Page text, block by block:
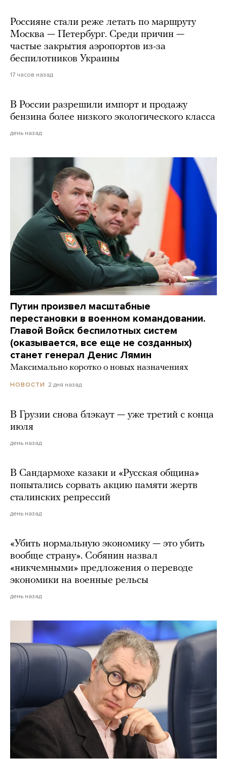
Россияне стали реже летать по маршруту
Москва — Петербург. Среди причин —
частые закрытия аэропортов из-за
беспилотников Украины
17 часов назад
В России разрешили импорт и продажу
бензина более низкого экологического класса
день назад
Путин произвел масштабные
перестановки в военном командовании.
Главой Войск беспилотных систем
(оказывается, все еще не созданных)
станет генерал Денис Лямин
Максимально коротко о новых назначениях
НОВОСТИ 2 дня назад
В Грузии снова блэкаут — уже третий с конца
июля
день назад
В Сандармохе казаки и «Русская община»
попытались сорвать акцию памяти жертв
сталинских репрессий
день назад
«Убить нормальную экономику — это убить
вообще страну». Собянин назвал
«никчемными» предложения о переводе
экономики на военные рельсы
день назад